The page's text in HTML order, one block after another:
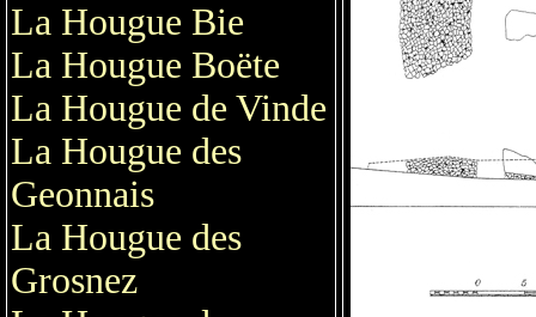
La Hougue Bie
La Hougue Boëte
La Hougue de Vinde
La Hougue des
Geonnais
La Hougue des
Grosnez